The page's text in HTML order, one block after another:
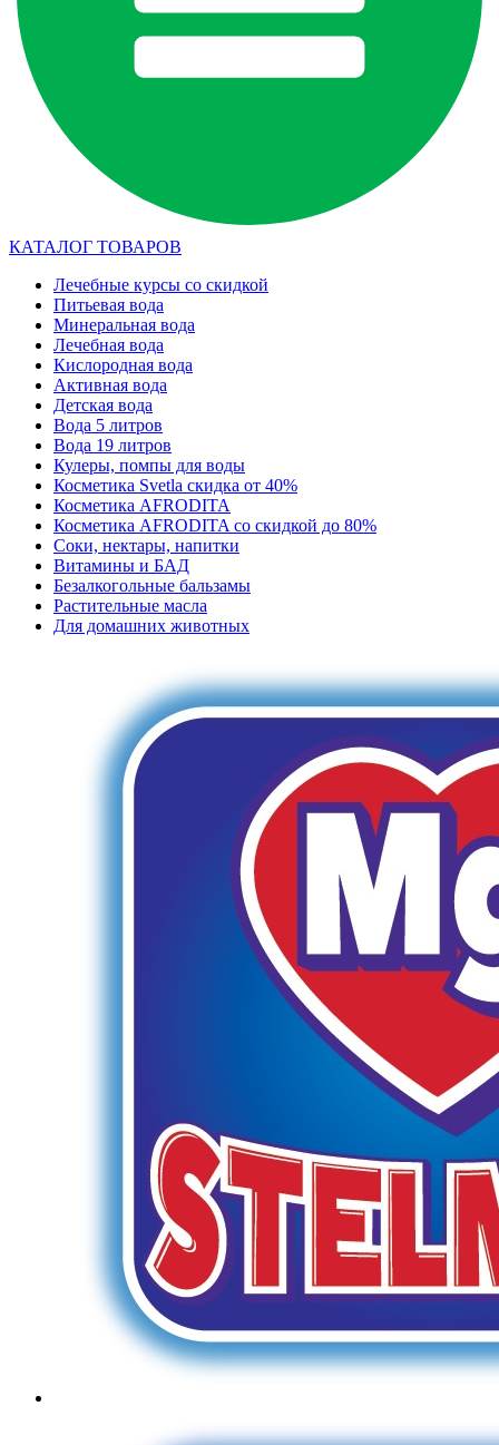
КАТАЛОГ ТОВАРОВ
Лечебные курсы со скидкой
Питьевая вода
Минеральная вода
Лечебная вода
Кислородная вода
Активная вода
Детская вода
Вода 5 литров
Вода 19 литров
Кулеры, помпы для воды
Косметика Svetla скидка от 40%
Косметика AFRODITA
Косметика AFRODITA со скидкой до 80%
Соки, нектары, напитки
Витамины и БАД
Безалкогольные бальзамы
Растительные масла
Для домашних животных